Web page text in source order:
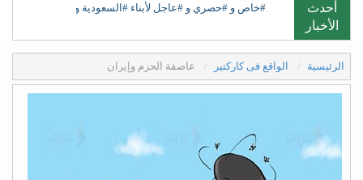
أحدث
الأخبار
#خاص و #حصري و #عاجل لأبناء #السعودية ولأبناء #السعيدة،
الرئيسية الواقع فى كاركتير عاصفة الحزم وإيران